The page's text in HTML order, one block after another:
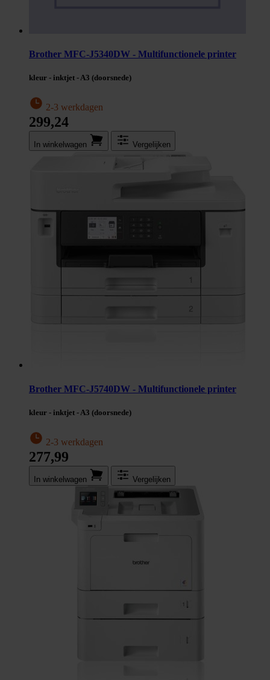
Brother MFC-J5340DW - Multifunctionele printer
kleur - inktjet - A3 (doorsnede)
2-3 werkdagen
299,24
In winkel­wagen Vergelijken
Brother MFC-J5740DW - Multifunctionele printer
kleur - inktjet - A3 (doorsnede)
2-3 werkdagen
277,99
In winkel­wagen Vergelijken